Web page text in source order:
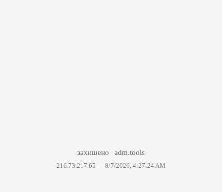
захищено adm.tools
216.73.217.65 — 8/7/2026, 4:27:24 AM